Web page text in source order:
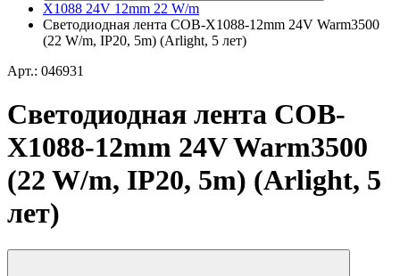
X1088 24V 12mm 22 W/m
Светодиодная лента COB-X1088-12mm 24V Warm3500
(22 W/m, IP20, 5m) (Arlight, 5 лет)
Арт.: 046931
Светодиодная лента COB-
X1088-12mm 24V Warm3500
(22 W/m, IP20, 5m) (Arlight, 5
лет)